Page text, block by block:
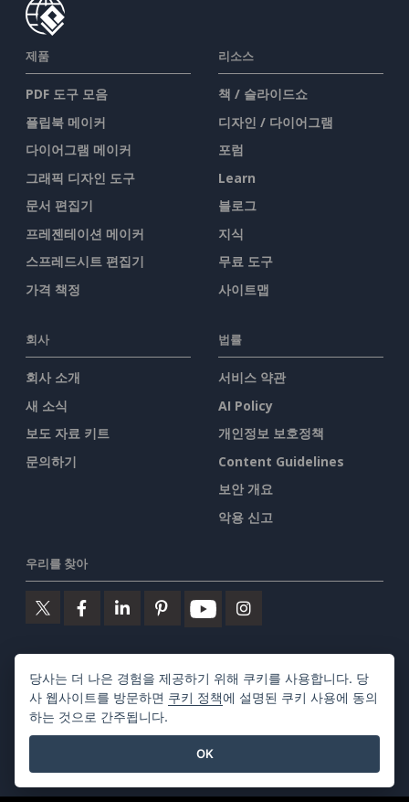
제품
PDF 도구 모음
플립북 메이커
다이어그램 메이커
그래픽 디자인 도구
문서 편집기
프레젠테이션 메이커
스프레드시트 편집기
가격 책정
리소스
책 / 슬라이드쇼
디자인 / 다이어그램
포럼
Learn
블로그
지식
무료 도구
사이트맵
회사
회사 소개
새 소식
보도 자료 키트
문의하기
법률
서비스 약관
AI Policy
개인정보 보호정책
Content Guidelines
보안 개요
악용 신고
우리를 찾아
비주얼 패러다임 온라인
비주얼 패러다임 데스크톱
당사는 더 나은 경험을 제공하기 위해 쿠키를 사용합니다. 당
사 웹사이트를 방문하면 쿠키 정책에 설명된 쿠키 사용에 동의
하는 것으로 간주됩니다.
OK